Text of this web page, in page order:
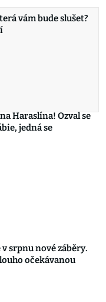
vám bude slušet?
Haraslína! Ozval se
jedná se
v srpnu nové záběry.
očekávanou